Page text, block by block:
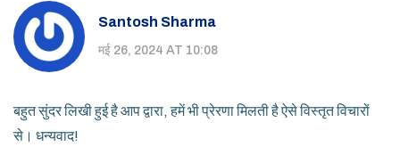
Santosh Sharma
मई 26, 2024 AT 10:08
बहुत सुंदर लिखी हुई है आप द्वारा, हमें भी प्रेरणा मिलती है ऐसे विस्तृत विचारों
से। धन्यवाद!